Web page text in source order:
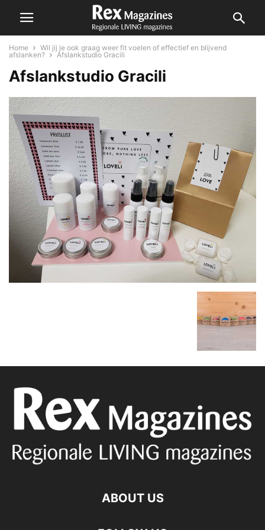
Home
Wil jij je ook graag weer fit voelen of effectief en blijvend
afslanken?
Afslankstudio Gracili
Afslankstudio Gracili
ABOUT US